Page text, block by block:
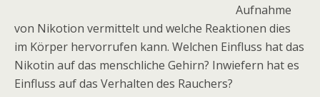
Aufnahme
von Nikotion vermittelt und welche Reaktionen dies
im Körper hervorrufen kann. Welchen Einfluss hat das
Nikotin auf das menschliche Gehirn? Inwiefern hat es
Einfluss auf das Verhalten des Rauchers?